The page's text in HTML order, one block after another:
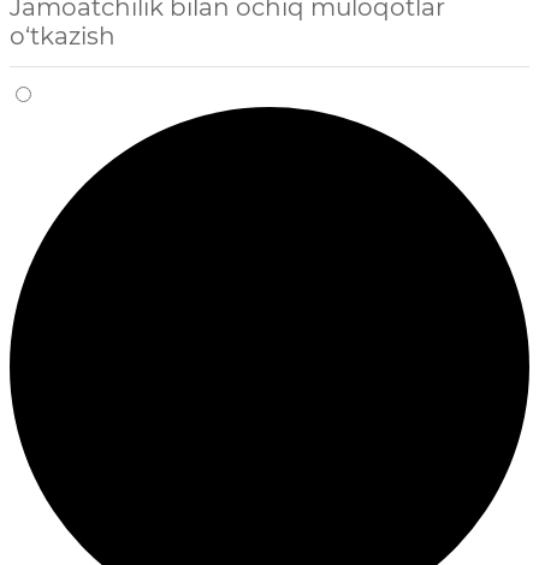
Jamoatchilik bilan ochiq muloqotlar
o‘tkazish